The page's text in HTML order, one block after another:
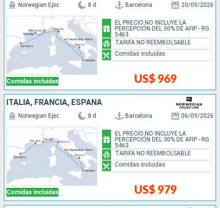
Comidas incluidas
Norwegian Epic 8 d Barcelona 20/09/2026
US$ 969
EL PRECIO NO INCLUYE LA
PERCEPCIÓN DEL 30% DE AFIP - RG
5463
TARIFA NO REEMBOLSABLE
Comidas incluidas
ITALIA, FRANCIA, ESPAÑA
Comidas incluidas
Norwegian Epic 8 d Barcelona 06/09/2026
US$ 979
EL PRECIO NO INCLUYE LA
PERCEPCIÓN DEL 30% DE AFIP - RG
5463
TARIFA NO REEMBOLSABLE
Comidas incluidas